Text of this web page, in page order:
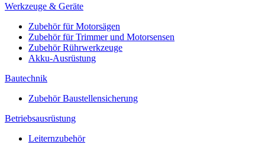
Werkzeuge & Geräte
Zubehör für Motorsägen
Zubehör für Trimmer und Motorsensen
Zubehör Rührwerkzeuge
Akku-Ausrüstung
Bautechnik
Zubehör Baustellensicherung
Betriebsausrüstung
Leiternzubehör